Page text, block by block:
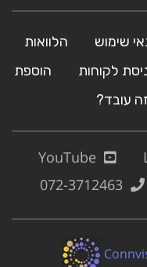
שימוש
הלוואות
לקוחות
הוספת
עובד?